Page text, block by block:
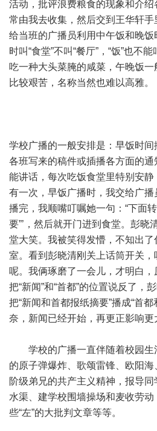
活动，批评浪费粮食的现象和介
常由我去收集，然后交到王华轩
给当班的广播员利用中午饭和晚
时叫“食堂”不叫“餐厅”，“饭”也不
吃一种大头菜腌的咸菜，午晚饭
比较艰苦，名称当然也难以高雅。
学校广播的一般安排是：早饭时
各班写来的稿件或插播各方面的
能讲话，每次吃饭食堂里特别安
有一次，早饭广播时，我交给广播
播完，我顺嘴叮嘱她一句：“下面
要”’，然后就开门进到食堂。彭晓
堂大笑。我被笑得发懵，不知出
室。看到彭晓清刚关上话筒开关
呢。我俩琢磨了一会儿，才明白
把“新闻”和“首都”的位置说反了，
把“新闻和首都报纸摘要”播成“首
奈，新闻已经开始，再更正影响更
学校的广播一直伴随着校园生
的原子弹爆炸、歌颂雷锋、欧阳
阶级弟兄的共产主义精神，报导同
水渠、建学校围墙操场和麦收劳
些“左”的大批判文章等等。